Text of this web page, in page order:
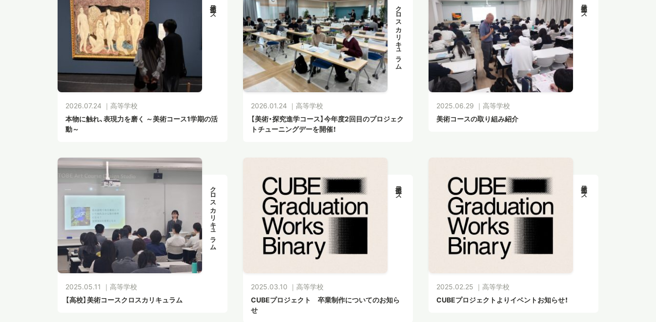
美術コース
2026.07.24 ｜ 高等学校
本物に触れ、表現力を磨く ～美術コース1学期の活
動～
クロスカリキュラム
2026.01.24 ｜ 高等学校
【美術・探究進学コース】今年度2回目のプロジェク
トチューニングデーを開催！
美術コース
2025.06.29 ｜ 高等学校
美術コースの取り組み紹介
クロスカリキュラム
2025.05.11 ｜ 高等学校
【高校】美術コースクロスカリキュラム
美術コース
2025.03.10 ｜ 高等学校
CUBEプロジェクト 卒業制作についてのお知ら
せ
美術コース
2025.02.25 ｜ 高等学校
CUBEプロジェクトよりイベントお知らせ！